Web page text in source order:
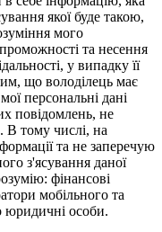
якої буде такою,
мого
та несення
у випадку її
що володілець має
персональні дані
повідомлень, не
тому числі, на
та не заперечую
з'ясування даної
фінансові
мобільного та
юридичні особи.